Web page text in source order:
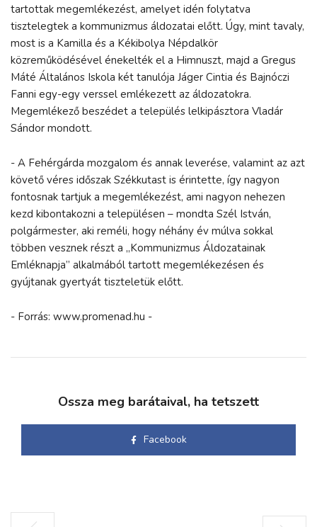
tartottak megemlékezést, amelyet idén folytatva
tisztelegtek a kommunizmus áldozatai előtt. Úgy, mint tavaly,
most is a Kamilla és a Kékibolya Népdalkör
közreműködésével énekelték el a Himnuszt, majd a Gregus
Máté Általános Iskola két tanulója Jáger Cintia és Bajnóczi
Fanni egy-egy verssel emlékezett az áldozatokra.
Megemlékező beszédet a település lelkipásztora Vladár
Sándor mondott.
- A Fehérgárda mozgalom és annak leverése, valamint az azt
követő véres időszak Székkutast is érintette, így nagyon
fontosnak tartjuk a megemlékezést, ami nagyon nehezen
kezd kibontakozni a településen – mondta Szél István,
polgármester, aki reméli, hogy néhány év múlva sokkal
többen vesznek részt a „Kommunizmus Áldozatainak
Emléknapja” alkalmából tartott megemlékezésen és
gyújtanak gyertyát tiszteletük előtt.
- Forrás: www.promenad.hu -
Ossza meg barátaival, ha tetszett
Facebook